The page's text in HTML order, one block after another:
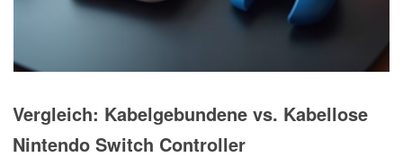
Vergleich: Kabelgebundene vs. Kabellose
Nintendo Switch Controller